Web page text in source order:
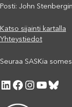
Posti: John
Katso sijainti kartalla
Yhteystiedot
Seuraa SASKia
LinkedIn Facebook Instagram YouTube Bluesky